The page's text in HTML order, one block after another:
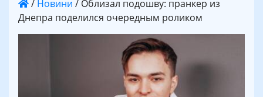
/ Новини / Облизал подошву: пранкер из
Днепра поделился очередным роликом